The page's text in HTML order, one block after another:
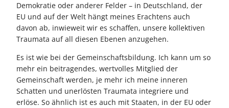
Demokratie oder anderer Felder – in Deutschland, der
EU und auf der Welt hängt meines Erachtens auch
davon ab, inwieweit wir es schaffen, unsere kollektiven
Traumata auf all diesen Ebenen anzugehen.
Es ist wie bei der Gemeinschaftsbildung. Ich kann um so
mehr ein beitragendes, wertvolles Mitglied der
Gemeinschaft werden, je mehr ich meine inneren
Schatten und unerlösten Traumata integriere und
erlöse. So ähnlich ist es auch mit Staaten, in der EU oder